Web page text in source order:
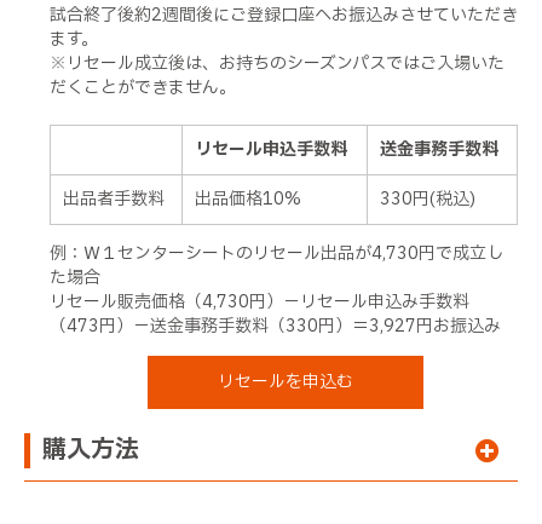
試合終了後約2週間後にご登録口座へお振込みさせていただき
ます。
※リセール成立後は、お持ちのシーズンパスではご入場いた
だくことができません。
リセール申込手数料
送金事務手数料
出品者手数料
出品価格10% 330円(税込)
例：Ｗ１センターシートのリセール出品が4,730円で成立し
た場合
リセール販売価格（4,730円）－リセール申込み手数料
（473円）－送金事務手数料（330円）＝3,927円お振込み
リセールを申込む
購入方法